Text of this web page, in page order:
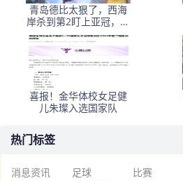
青岛德比太狠了，西海
岸杀到第2盯上亚冠，海
牛垫底保级悬了，郑智
真有机会超邵佳一
喜报！金华体校女足健
儿朱璨入选国家队
热门标签
消息资讯 足球 比赛